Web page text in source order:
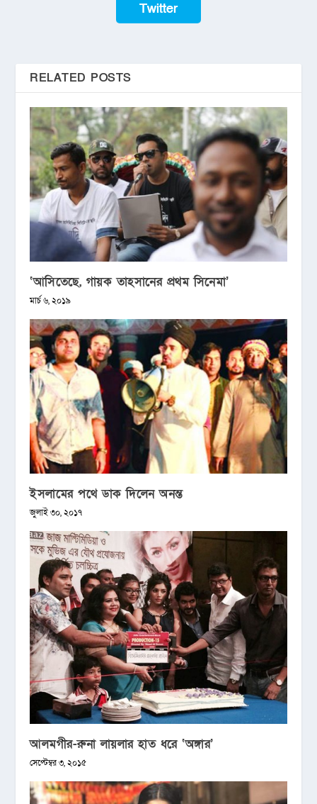
Twitter
RELATED POSTS
‘আসিতেছে, গায়ক তাহসানের প্রথম সিনেমা’
মার্চ ৬, ২০১৯
ইসলামের পথে ডাক দিলেন অনন্ত
জুলাই ৩০, ২০১৭
আলমগীর-রুনা লায়লার হাত ধরে ‘অঙ্গার’
সেপ্টেম্বর ৩, ২০১৫